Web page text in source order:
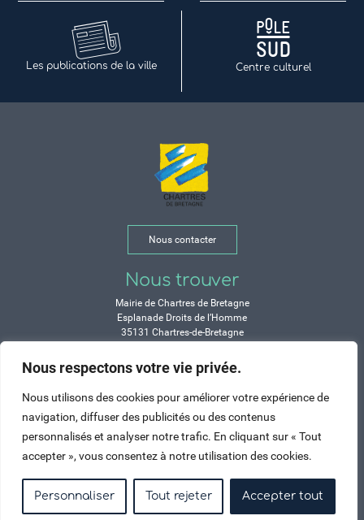
Nous respectons votre vie privée.
Nous utilisons des cookies pour améliorer votre expérience de
navigation, diffuser des publicités ou des contenus
personnalisés et analyser notre trafic. En cliquant sur « Tout
accepter », vous consentez à notre utilisation des cookies.
Personnaliser Tout rejeter Accepter tout
Les publications de la ville Centre culturel
Nous contacter
Nous trouver
Mairie de Chartres de Bretagne
Esplanade Droits de l’Homme
35131 Chartres-de-Bretagne
Horaires
Durant les congés d’été :
de 9h à 12h et de 14h à 17h
Jeudi : de 9h à 12h et de 15h à 17h